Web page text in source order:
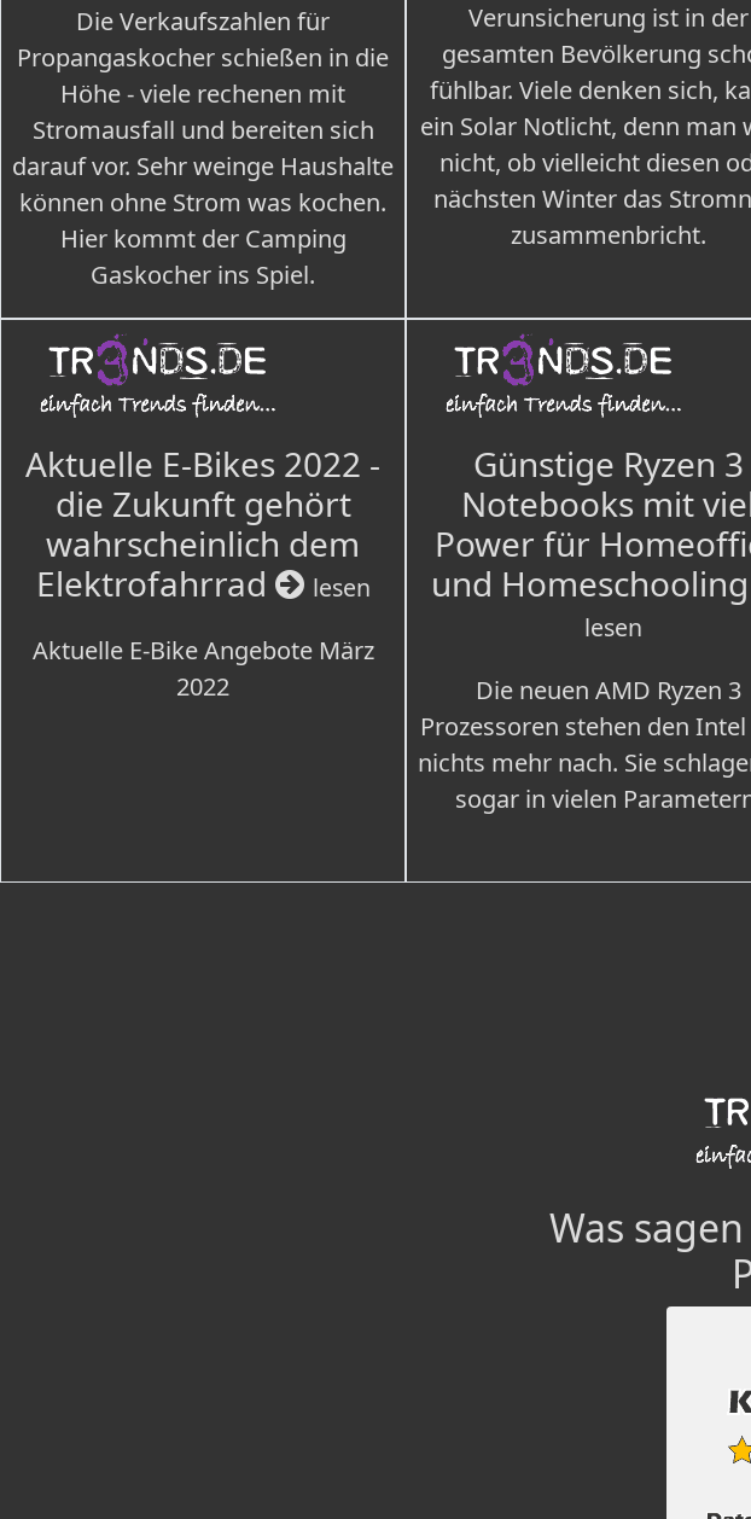
Die Verkaufszahlen für
Propangaskocher schießen in die
Höhe - viele rechenen mit
Stromausfall und bereiten sich
darauf vor. Sehr weinge Haushalte
können ohne Strom was kochen.
Hier kommt der Camping
Gaskocher ins Spiel.
Verunsicherung ist in der
gesamten Bevölkerung
fühlbar. Viele denken sich,
ein Solar Notlicht, denn man
nicht, ob vielleicht diesen
nächsten Winter das
zusammenbricht.
Aktuelle E-Bikes 2022 -
die Zukunft gehört
wahrscheinlich dem
Elektrofahrrad
lesen
Aktuelle E-Bike Angebote März
2022
Günstige Ryzen 3
Notebooks mit
Power für
und Homeschooling
lesen
Die neuen AMD Ryzen 3
Prozessoren stehen den
nichts mehr nach. Sie
sogar in vielen
Was